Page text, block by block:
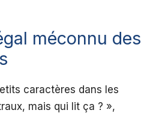
méconnu des
caractères dans les
mais qui lit ça ? »,